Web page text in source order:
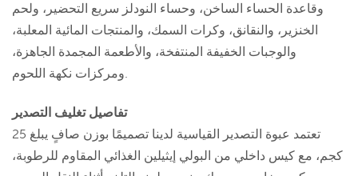
وقاعدة الحساء الساخن، وحساء النودلز سريع التحضير، ولحم
الخنزير، والنقانق، وكرات السمك، والمنتجات المائية المعلبة،
والوجبات الخفيفة المنتفخة، والأطعمة المجمدة الجاهزة،
ومركزات نكهة اللحوم.
تفاصيل تغليف التصدير
تعتمد عبوة التصدير القياسية لدينا تصميمًا بوزن صافٍ يبلغ 25
كجم، مع كيس داخلي من البولي إيثيلين الغذائي المقاوم للرطوبة،